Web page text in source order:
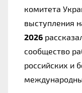
комитета
выступления
2026
сообщество
российских и